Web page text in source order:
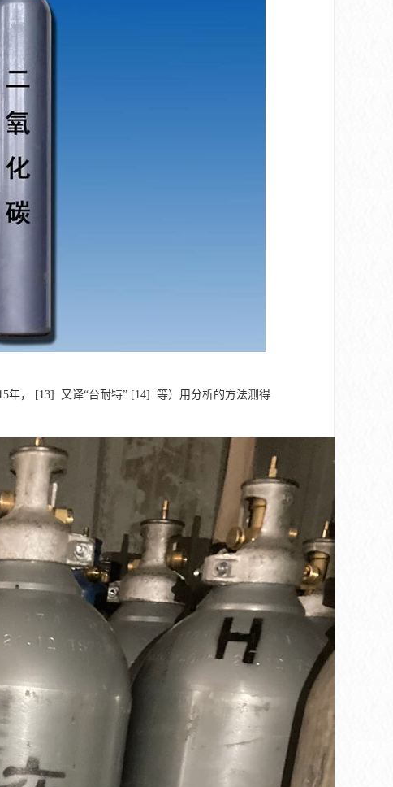
年， [13] 又译“台耐特” [14] 等）用分析的方法测得